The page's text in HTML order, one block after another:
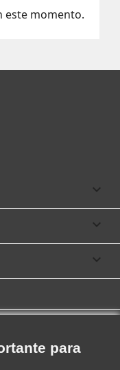
este momento.



para